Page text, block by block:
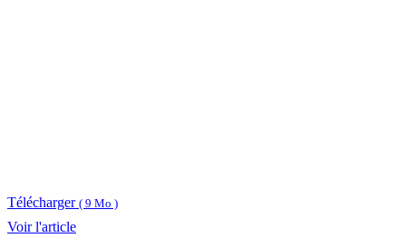
Télécharger ( 9 Mo )
Voir l'article